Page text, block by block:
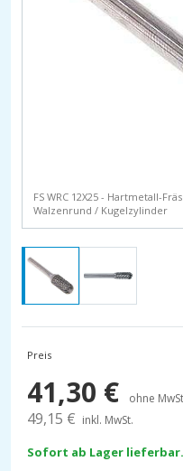
FS WRC 12X25 - Hartmetall-
Walzenrund / Kugelzylinder
Preis
41,30 € ohne
49,15 € inkl. MwSt.
Sofort ab Lager lieferbar.